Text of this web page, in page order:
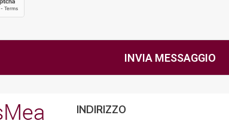
INVIA MESSAGGIO
INDIRIZZO